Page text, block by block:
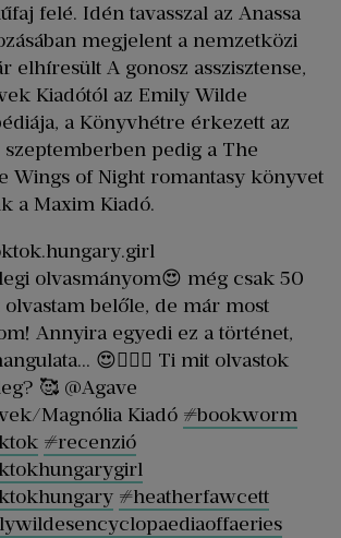
felé. Idén tavasszal az Anassa
megjelent a nemzetközi
elhíresült A gonosz asszisztense,
Kiadótól az Emily Wilde
a Könyvhétre érkezett az
szeptemberben pedig a The
Wings of Night romantasy könyvet
a Maxim Kiadó.
olvasmányom😍 még csak 50
olvastam belőle, de már most
Annyira egyedi ez a történet,
😍🧚🏻‍♂️ Ti mit olvastok
🥰 @Agave
Magnólia Kiadó #bookworm
#recenzió
#heatherfawcett